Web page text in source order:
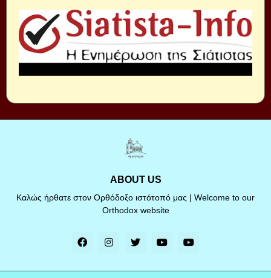
ABOUT US
Καλώς ήρθατε στον Ορθόδοξο ιστότοπό μας | Welcome to our
Orthodox website